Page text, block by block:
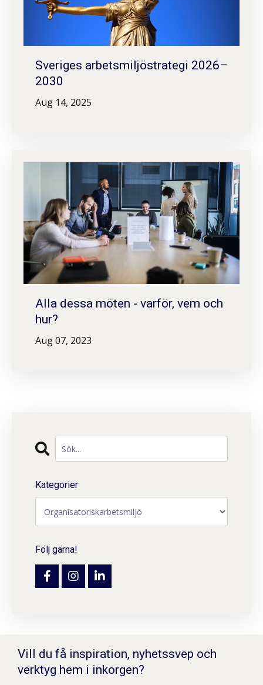
Sveriges arbetsmiljöstrategi 2026–
2030
Aug 14, 2025
Alla dessa möten - varför, vem och
hur?
Aug 07, 2023
Kategorier
Följ gärna!
Vill du få inspiration, nyhetssvep och
verktyg hem i inkorgen?